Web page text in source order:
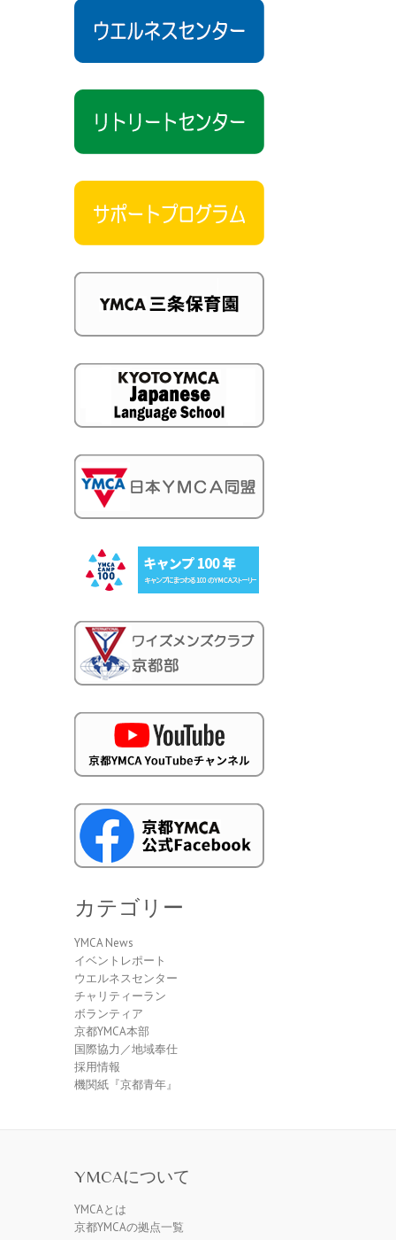
カテゴリー
YMCA News
イベントレポート
ウエルネスセンター
チャリティーラン
ボランティア
京都YMCA本部
国際協力／地域奉仕
採用情報
機関紙『京都青年』
YMCAについて
YMCAとは
京都YMCAの拠点一覧